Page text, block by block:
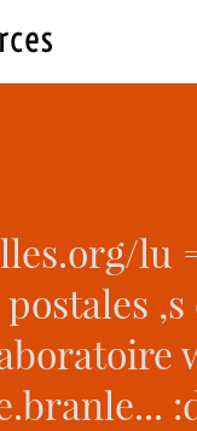
lu
postales